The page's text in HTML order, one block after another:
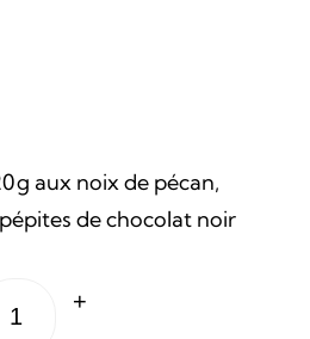
g aux noix de pécan,
de chocolat noir
Quantité
+